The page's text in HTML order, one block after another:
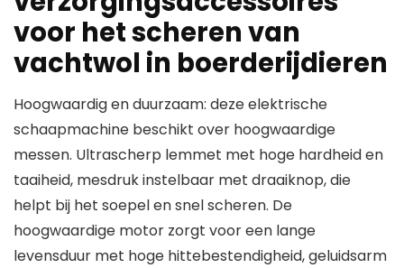
voor het scheren van
vachtwol in boerderijdieren
Hoogwaardig en duurzaam: deze elektrische
schaapmachine beschikt over hoogwaardige
messen. Ultrascherp lemmet met hoge hardheid en
taaiheid, mesdruk instelbaar met draaiknop, die
helpt bij het soepel en snel scheren. De
hoogwaardige motor zorgt voor een lange
levensduur met hoge hittebestendigheid, geluidsarm